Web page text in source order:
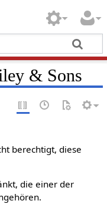
& Sons
berechtigt, diese
die einer der